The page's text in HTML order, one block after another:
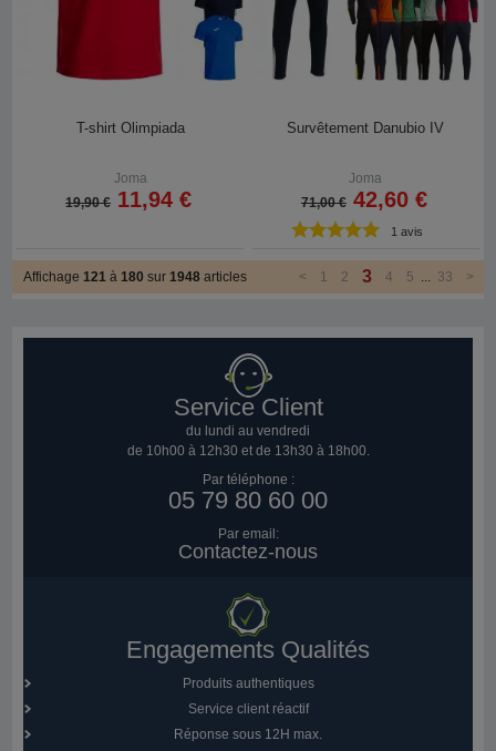
T-shirt Olimpiada
Joma
19,90 € 11,94 €
Survêtement Danubio IV
Joma
71,00 € 42,60 €
1 avis
Affichage121à180sur1948articles < 1 2 3 4 5 ... 33 >
Service Client
du lundi au vendredi
de 10h00 à 12h30 et de 13h30 à 18h00.
Par téléphone :
05 79 80 60 00
Par email:
Contactez-nous
Engagements Qualités
Produits authentiques
Service client réactif
Réponse sous 12H max.